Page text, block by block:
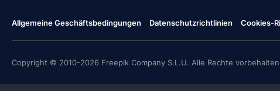
Allgemeine Geschäftsbedingungen Datenschutzrichtlinien Cookies-
Copyright © 2010-2026 Freepik Company S.L.U. Alle Rechte